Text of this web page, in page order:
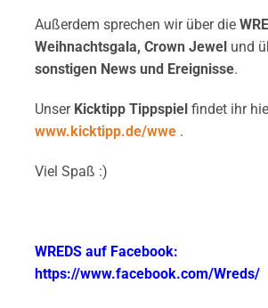
Außerdem sprechen wir über die
Weihnachtsgala, Crown Jewel und
sonstigen News und Ereignisse.
Unser Kicktipp Tippspielfindet ihr
www.kicktipp.de/wwe.
Viel Spaß :)
WREDS auf Facebook:
https://www.facebook.com/Wreds/